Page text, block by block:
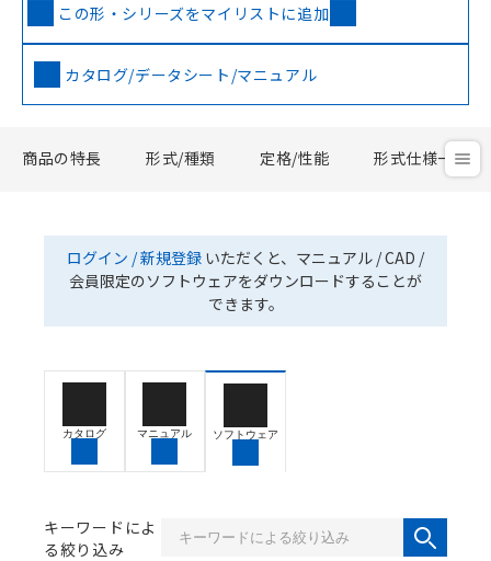
この形・シリーズをマイリストに追加
カタログ/データシート/マニュアル
商品の特長 形式/種類 定格/性能 形式仕様一覧
ログイン / 新規登録 いただくと、マニュアル / CAD /
会員限定のソフトウェアをダウンロードすることが
できます。
カタログ マニュアル ソフトウェア
キーワードによ
る絞り込み